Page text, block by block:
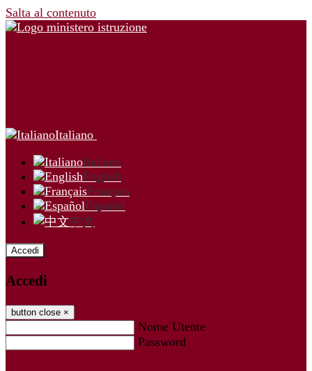
Salta al contenuto
Italiano
Italiano
English
Français
Español
中文
Accedi
Accedi
button close ×
Nome Utente
Password